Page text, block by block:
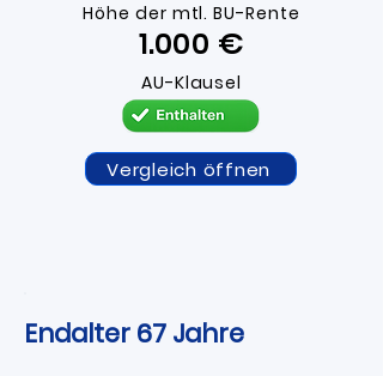
Höhe der mtl. BU-Rente
1.000 ​€
AU-Klausel
Vergleich öffnen
Endalter 67 Jahre